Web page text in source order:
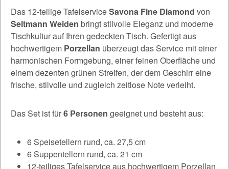
Das 12-teilige TafelserviceSavona Fine Diamond von
Seltmann Weiden bringt stilvolle Eleganz und moderne
Tischkultur auf Ihren gedeckten Tisch. Gefertigt aus
hochwertigem Porzellan überzeugt das Service mit einer
harmonischen Formgebung, einer feinen Oberfläche und
einem dezenten grünen Streifen, der dem Geschirr eine
frische, stilvolle und zugleich zeitlose Note verleiht.
Das Set ist für6 Personen geeignet und besteht aus:
6 Speisetellern rund, ca. 27,5 cm
6 Suppentellern rund, ca. 21 cm
12-teiliges Tafelservice aus hochwertigem Porzellan